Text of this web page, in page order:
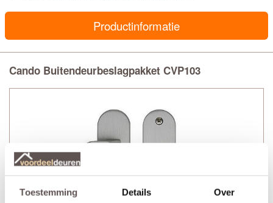
Toestemming Details Over
Productinformatie
Cando Buitendeurbeslagpakket CVP103